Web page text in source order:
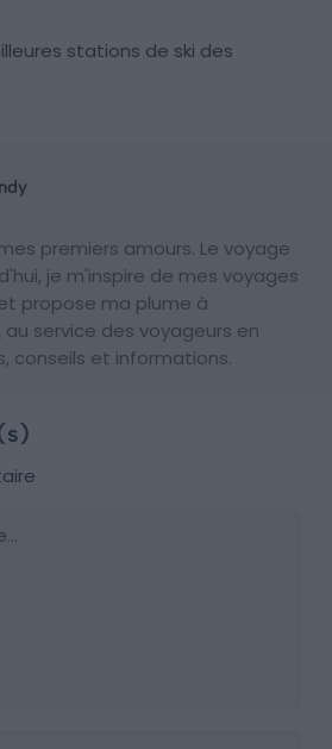
stations de ski des
premiers amours. Le voyage
je m'inspire de mes voyages
propose ma plume à
service des voyageurs en
conseils et informations.